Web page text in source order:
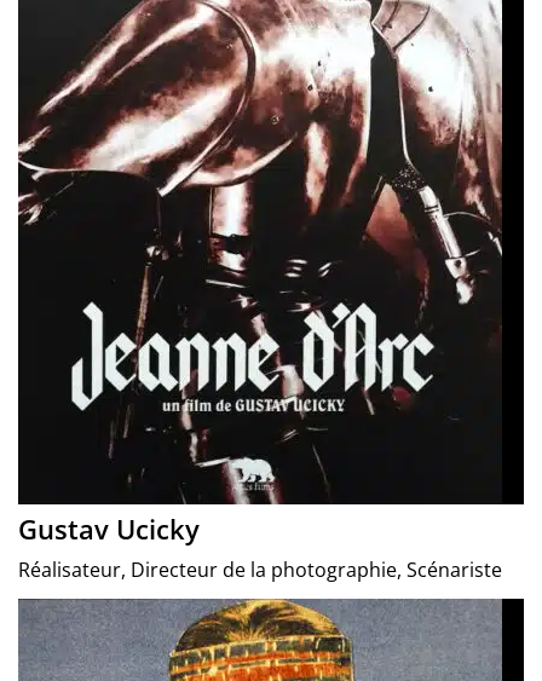
Gustav Ucicky
Réalisateur, Directeur de la photographie, Scénariste